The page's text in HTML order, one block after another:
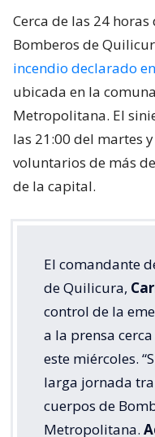
Cerca de las 24
Bomberos de
incendio declarado
ubicada en la
Metropolitana. El
las 21:00 del martes
voluntarios de más
de la capital.
El comandante
de Quilicura,
control de la
a la prensa
este miércoles.
larga jornada
cuerpos de
Metropolitana.